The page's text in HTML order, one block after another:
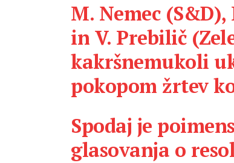
M. Nemec (S&D),
in V. Prebilič
kakršnemukoli
pokopom žrtev
Spodaj je
glasovanja o